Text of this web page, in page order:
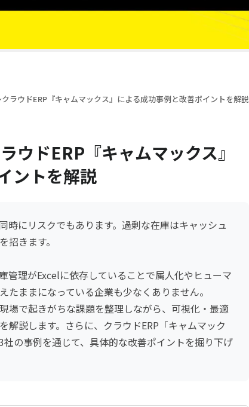
ラウドERP『キャムマックス』による成功事例と改善ポイントを解説
ウドERP『キャムマックス』
ントを解説
時にリスクでもあります。過剰な在庫はキャッシュ
招きます。
管理がExcelに依存していることで属人化やヒューマ
たままになっている企業も少なくありません。
場で起きがちな課題を整理しながら、可視化・最適
解説します。さらに、クラウドERP「キャムマック
の事例を通じて、具体的な改善ポイントを掘り下げ